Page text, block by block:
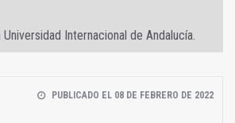
Internacional de Andalucía.
PUBLICADO EL 08 DE FEBRERO DE 2022